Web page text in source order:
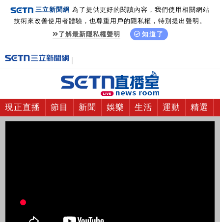
三立新聞網 為了提供更好的閱讀內容，我們使用相關網站
技術來改善使用者體驗，也尊重用戶的隱私權，特別提出聲明。
了解最新隱私權聲明
知道了
現正直播 節目 新聞 娛樂 生活 運動 精選